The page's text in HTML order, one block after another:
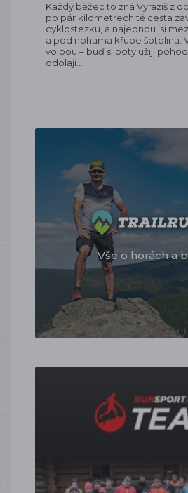
Každý běžec to zná Vyrazíš z
po pár kilometrech tě cesta
cyklostezku, a najednou jsi
a pod nohama křupe šotolina.
volbou – buď si boty užijí
odolají…
Vše o horách a